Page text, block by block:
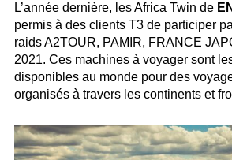
L’année dernière, les Africa Twin de
permis à des clients T3 de participer
raids A2TOUR, PAMIR, FRANCE
2021. Ces machines à voyager sont
disponibles au monde pour des
organisés à travers les continents et